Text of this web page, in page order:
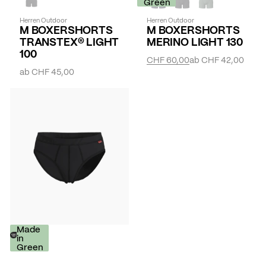
Herren Outdoor
M BOXERSHORTS
TRANSTEX® LIGHT
100
abCHF 45,00
Herren Outdoor
M BOXERSHORTS
MERINO LIGHT 130
abCHF 42,00
CHF 60,00
Made
in
Green